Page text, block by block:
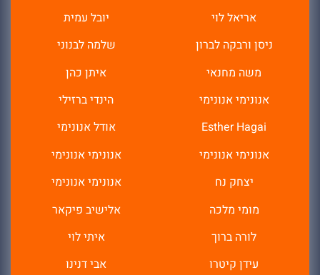
אריאל לוי
ניסן ורבקה לברון
משה מחנאי
אנונימי אנונימי
Esther Hagai
אנונימי אנונימי
יצחק נח
מומי מלכה
לורה ברוך
עידן קיטרו
יובל עמית
שלמה לבנוני
איתן כהן
הינדי ברזילי
אודל אנונימי
אנונימי אנונימי
אנונימי אנונימי
אלישיב פיקאר
איתי לוי
אבי דנינו